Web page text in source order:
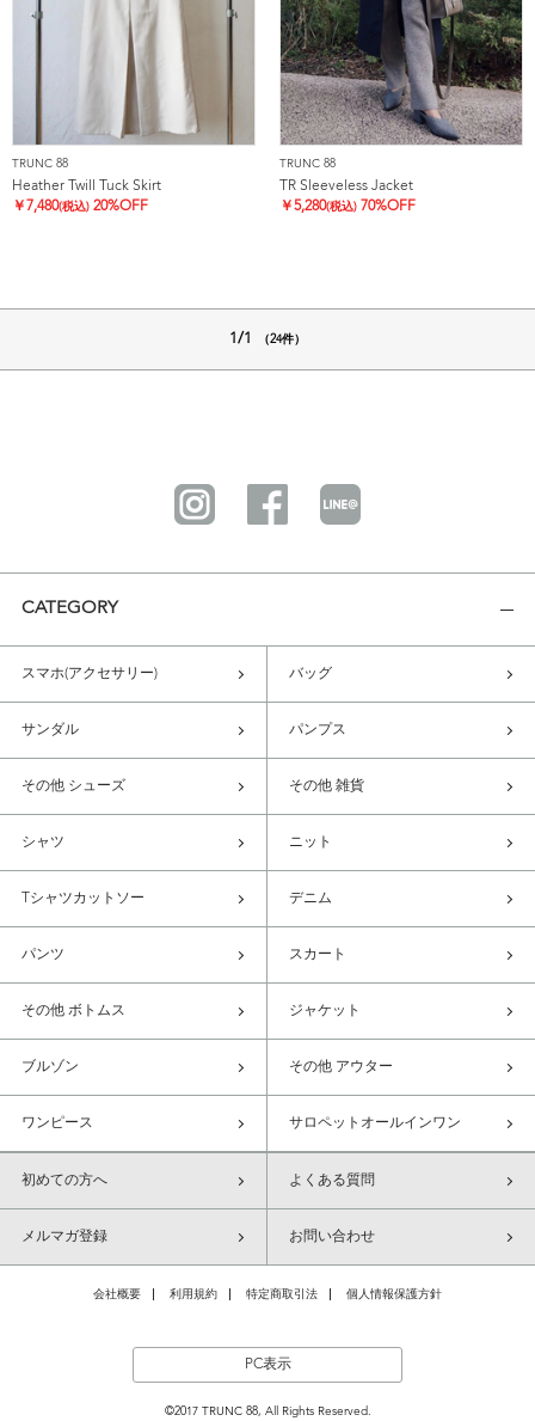
TRUNC 88
Heather Twill Tuck Skirt
￥ 7,480(税込) 20%OFF
TRUNC 88
TR Sleeveless Jacket
￥5,280(税込) 70%OFF
1/1 （24件）
CATEGORY
スマホ(アクセサリー) バッグ
サンダル パンプス
その他 シューズ その他 雑貨
シャツ ニット
Tシャツカットソー デニム
パンツ スカート
その他 ボトムス ジャケット
ブルゾン その他 アウター
ワンピース サロペットオールインワン
初めての方へ よくある質問
メルマガ登録 お問い合わせ
会社概要 利用規約 特定商取引法 個人情報保護方針
PC表示
©2017 TRUNC 88, All Rights Reserved.